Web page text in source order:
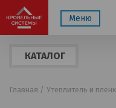
Меню
КАТАЛОГ
Главная / Утеплитель и